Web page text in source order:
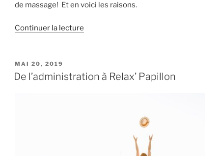
de massage! Et en voici les raisons.
Continuer la lecture
une
PUBLIÉ
LE
MAI 20, 2019
De l’administration à Relax’ Papillon